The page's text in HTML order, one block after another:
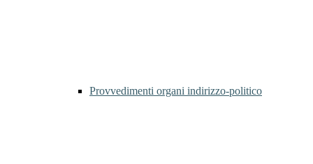
Provvedimenti organi indirizzo-politico